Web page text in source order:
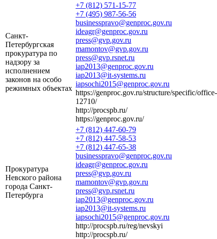
Санкт-
Петербургская
прокуратура по
надзору за
исполнением
законов на особо
режимных объектах
+7 (812) 571-15-77
+7 (495) 987-56-56
businesspravo@genproc.gov.ru
ideagr@genproc.gov.ru
press@gvp.gov.ru
mamontov@gvp.gov.ru
press@gvp.rsnet.ru
iap2013@genproc.gov.ru
iap2013@it-systems.ru
iapsochi2015@genproc.gov.ru
https://genproc.gov.ru/structure/specific/office-
12710/
http://procspb.ru/
https://genproc.gov.ru/
Прокуратура
Невского района
города Санкт-
Петербурга
+7 (812) 447-60-79
+7 (812) 447-58-53
+7 (812) 447-65-38
businesspravo@genproc.gov.ru
ideagr@genproc.gov.ru
press@gvp.gov.ru
mamontov@gvp.gov.ru
press@gvp.rsnet.ru
iap2013@genproc.gov.ru
iap2013@it-systems.ru
iapsochi2015@genproc.gov.ru
http://procspb.ru/reg/nevskyi
http://procspb.ru/